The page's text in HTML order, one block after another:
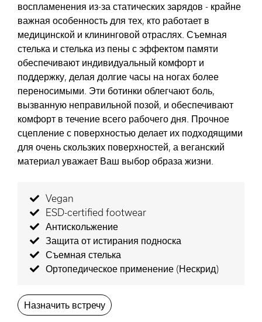
воспламенения из-за статических зарядов - крайне
важная особенность для тех, кто работает в
медицинской и клининговой отраслях. Съемная
стелька и стелька из пены с эффектом памяти
обеспечивают индивидуальный комфорт и
поддержку, делая долгие часы на ногах более
переносимыми. Эти ботинки облегчают боль,
вызванную неправильной позой, и обеспечивают
комфорт в течение всего рабочего дня. Прочное
сцепление с поверхностью делает их подходящими
для очень скользких поверхностей, а веганский
материал уважает Ваш выбор образа жизни.
Vegan
ESD-certified footwear
Антискольжение
Защита от истирания подноска
Съемная стелька
Ортопедическое применение (Нескрид)
Назначить встречу